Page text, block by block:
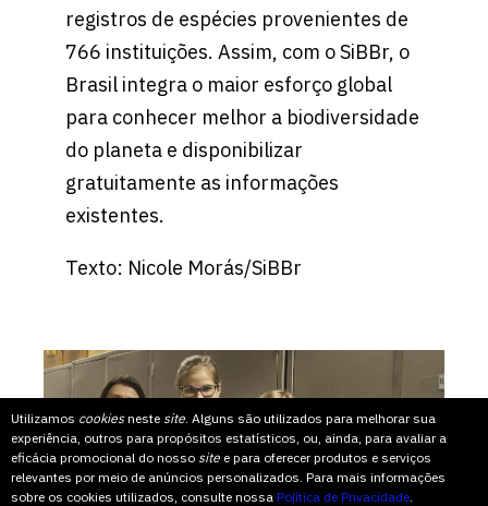
Utilizamos cookiesneste site. Alguns são utilizados para melhorar sua
experiência, outros para propósitos estatísticos, ou, ainda, para avaliar a
eficácia promocional do nosso site e para oferecer produtos e serviços
relevantes por meio de anúncios personalizados. Para mais informações
sobre os cookies utilizados, consulte nossa Política de Privacidade.
registros de espécies provenientes de
766 instituições. Assim, com o SiBBr, o
Brasil integra o maior esforço global
para conhecer melhor a biodiversidade
do planeta e disponibilizar
gratuitamente as informações
existentes.
Texto: Nicole Morás/SiBBr